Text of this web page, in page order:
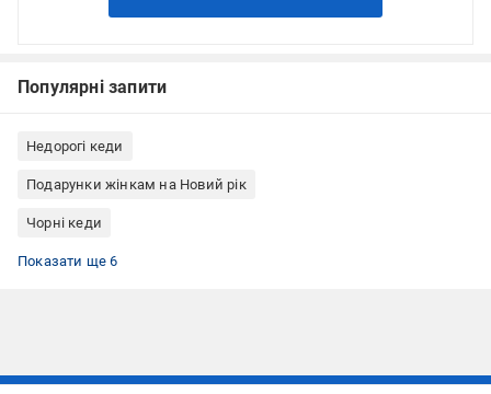
Популярні запити
Недорогі кеди
Подарунки жінкам на Новий рік
Чорні кеди
Кеди жіночі
Літні кеди
Літні кеди жіночі
Чорні кеди жіночі
Кеди низькі
Кеди 37 розмір
Показати ще 6